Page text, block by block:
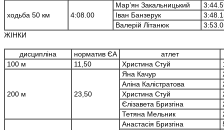
ходьба 50 км 4:08.00
Мар’ян Закальницький
Іван Банзерук
Валерій Літанюк
ЖІНКИ
дисципліна норматив ЄА
атлет
100 м
11,50 Христина Стуй
200 м 23,50
Яна Качур
Аліна Калістратова
Христина Стуй
Єлізавета Бризгіна
Тетяна Мельник
Анастасія Бризгіна